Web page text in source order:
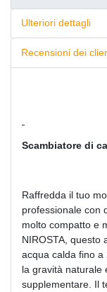
Ulteriori dettagli
Recensioni dei
Scambiatore di
Raffredda il tuo
professionale con
molto compatto e
NIROSTA, questo
acqua calda fino a
la gravità naturale
supplementare. Il